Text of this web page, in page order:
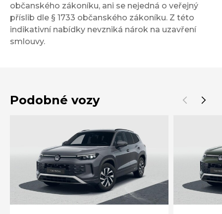
občanského zákoníku, ani se nejedná o veřejný
příslib dle § 1733 občanského zákoníku. Z této
indikativní nabídky nevzniká nárok na uzavření
smlouvy.
Podobné vozy